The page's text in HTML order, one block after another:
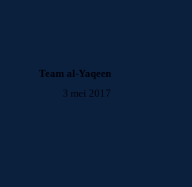
Team al-Yaqeen
3 mei 2017